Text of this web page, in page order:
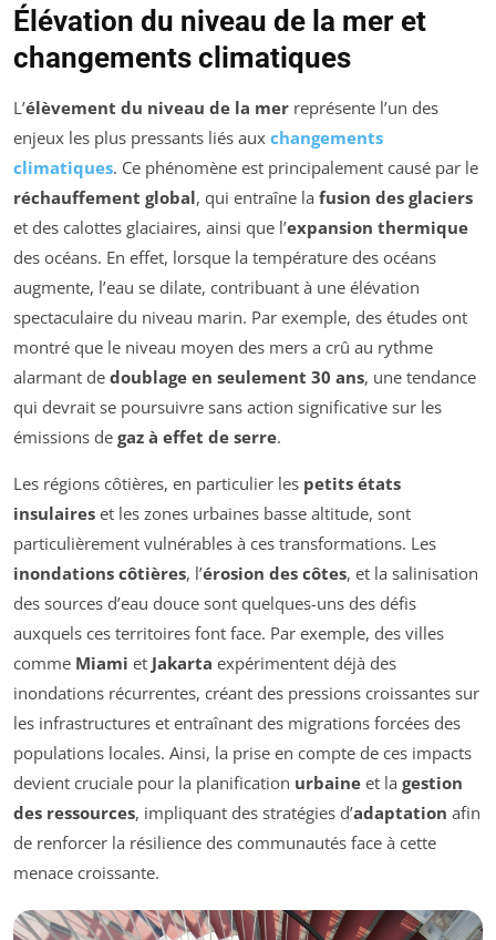
Élévation du niveau de la mer et
changements climatiques
L’élèvement du niveau de la mer représente l’un des
enjeux les plus pressants liés aux changements
climatiques. Ce phénomène est principalement causé par le
réchauffement global, qui entraîne la fusion des glaciers
et des calottes glaciaires, ainsi que l’expansion thermique
des océans. En effet, lorsque la température des océans
augmente, l’eau se dilate, contribuant à une élévation
spectaculaire du niveau marin. Par exemple, des études ont
montré que le niveau moyen des mers a crû au rythme
alarmant de doublage en seulement 30 ans, une tendance
qui devrait se poursuivre sans action significative sur les
émissions de gaz à effet de serre.
Les régions côtières, en particulier les petits états
insulaires et les zones urbaines basse altitude, sont
particulièrement vulnérables à ces transformations. Les
inondations côtières, l’érosion des côtes, et la salinisation
des sources d’eau douce sont quelques-uns des défis
auxquels ces territoires font face. Par exemple, des villes
comme Miami et Jakarta expérimentent déjà des
inondations récurrentes, créant des pressions croissantes sur
les infrastructures et entraînant des migrations forcées des
populations locales. Ainsi, la prise en compte de ces impacts
devient cruciale pour la planification urbaine et la gestion
des ressources, impliquant des stratégies d’adaptation afin
de renforcer la résilience des communautés face à cette
menace croissante.